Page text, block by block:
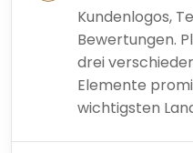
Kundenlogos,
Bewertungen.
drei
Elemente
wichtigsten